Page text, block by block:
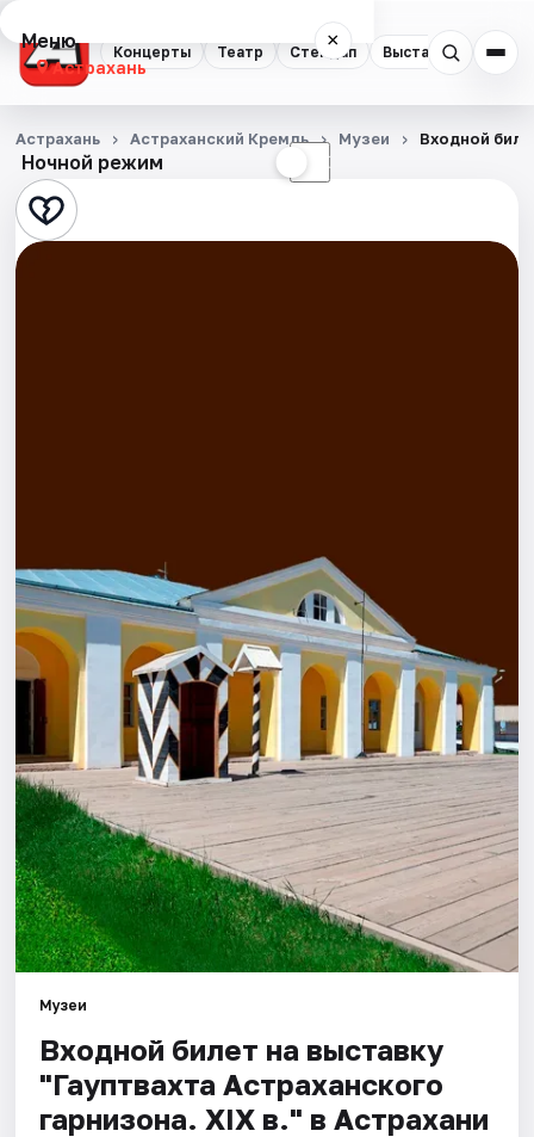
Концерты Театр Стендап Выставки
Меню ×
Астрахань
Концерты
Театр
Стендап
Города
Площадки
Артисты
Рейтинги
Ночной режим ☾
Астрахань Астраханский Кремль Музеи Входной
Музеи
Входной билет на выставку
"Гауптвахта Астраханского
гарнизона. XIX в." в Астрахани